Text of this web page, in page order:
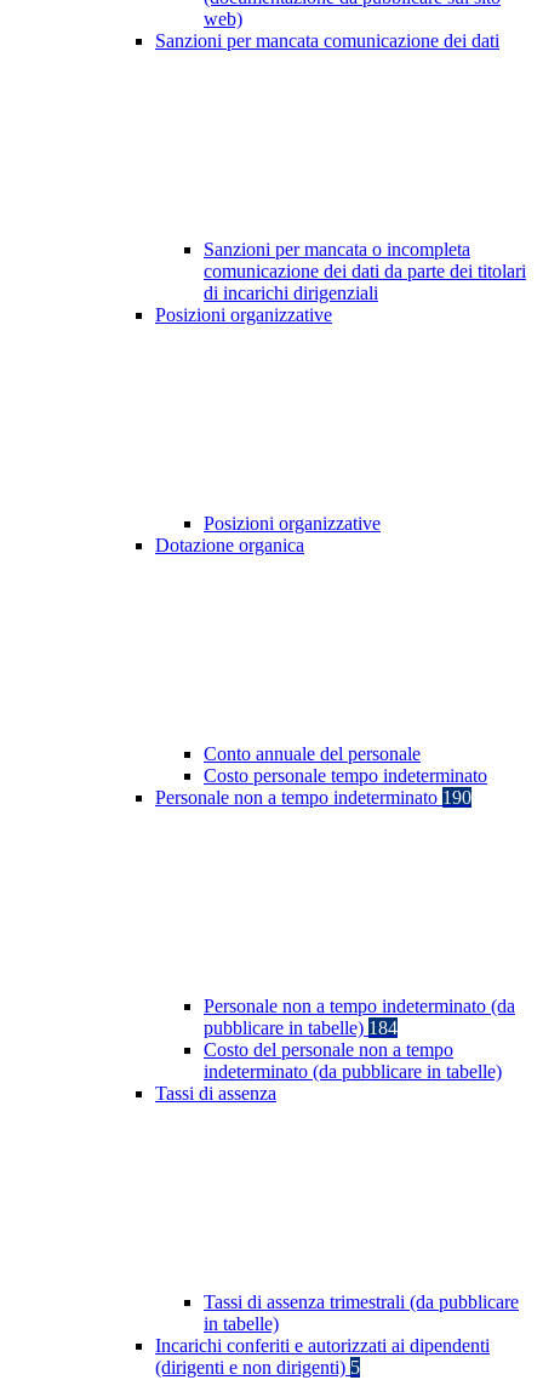
web)
Sanzioni per mancata comunicazione dei dati
Sanzioni per mancata o incompleta
comunicazione dei dati da parte dei titolari
di incarichi dirigenziali
Posizioni organizzative
Posizioni organizzative
Dotazione organica
Conto annuale del personale
Costo personale tempo indeterminato
Personale non a tempo indeterminato 190
Personale non a tempo indeterminato (da
pubblicare in tabelle) 184
Costo del personale non a tempo
indeterminato (da pubblicare in tabelle)
Tassi di assenza
Tassi di assenza trimestrali (da pubblicare
in tabelle)
Incarichi conferiti e autorizzati ai dipendenti
(dirigenti e non dirigenti) 5